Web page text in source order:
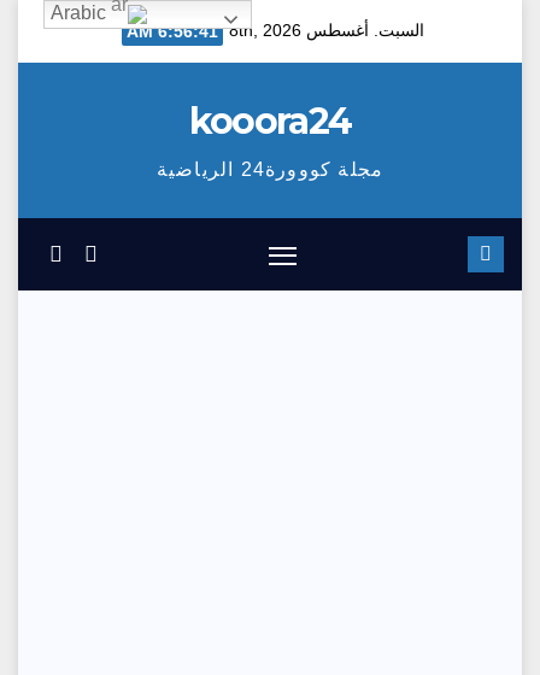
السبت. أغسطس 8th, 2026 6:56:41 AM
kooora24
مجلة كووورة24 الرياضية
Arabic